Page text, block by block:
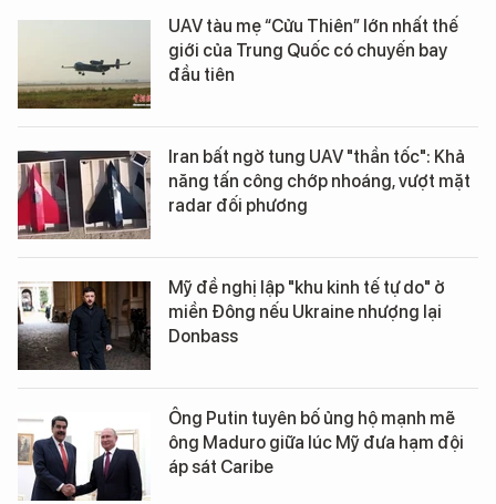
UAV tàu mẹ “Cửu Thiên” lớn nhất thế
giới của Trung Quốc có chuyến bay
đầu tiên
Iran bất ngờ tung UAV "thần tốc": Khả
năng tấn công chớp nhoáng, vượt mặt
radar đối phương
Mỹ đề nghị lập "khu kinh tế tự do" ở
miền Đông nếu Ukraine nhượng lại
Donbass
Ông Putin tuyên bố ủng hộ mạnh mẽ
ông Maduro giữa lúc Mỹ đưa hạm đội
áp sát Caribe